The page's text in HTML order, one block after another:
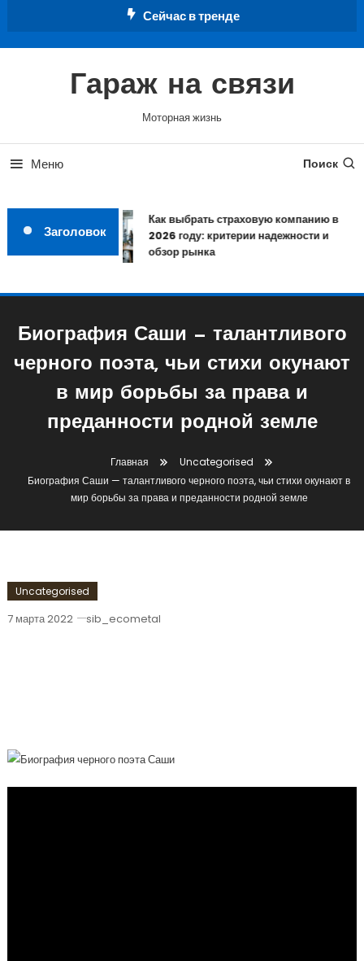
Сейчас в тренде
Гараж на связи
Моторная жизнь
Меню Поиск
Заголовок
Как выбрать страховую компанию в
2026 году: критерии надежности и
обзор рынка
Биография Саши — талантливого
черного поэта, чьи стихи окунают
в мир борьбы за права и
преданности родной земле
Главная
Uncategorised
Биография Саши — талантливого черного поэта, чьи стихи окунают в
мир борьбы за права и преданности родной земле
Uncategorised
7 марта 2022 sib_ecometal